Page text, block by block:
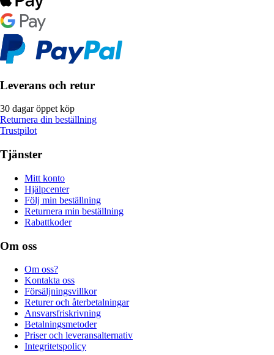
Leverans och retur
30 dagar öppet köp
Returnera din beställning
Trustpilot
Tjänster
Mitt konto
Hjälpcenter
Följ min beställning
Returnera min beställning
Rabattkoder
Om oss
Om oss?
Kontakta oss
Försäljningsvillkor
Returer och återbetalningar
Ansvarsfriskrivning
Betalningsmetoder
Priser och leveransalternativ
Integritetspolicy